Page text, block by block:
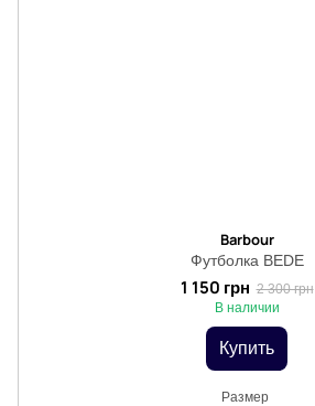
Barbour
Футболка BEDE
1 150 грн 2 300 грн
В наличии
Купить
Размер